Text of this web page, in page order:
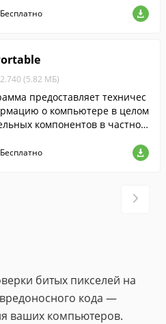
Бесплатно
(5.82 МБ)
предоставляет техничес
о компьютере в целом
компонентов в частнос
Бесплатно
битых пикселей на
кода —
ваших компьютеров.